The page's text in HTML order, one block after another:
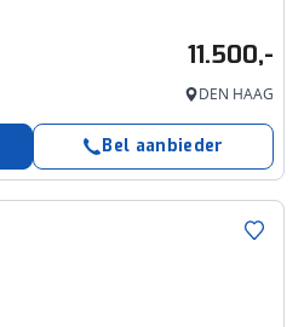
11.500,-
DEN HAAG
Bel aanbieder